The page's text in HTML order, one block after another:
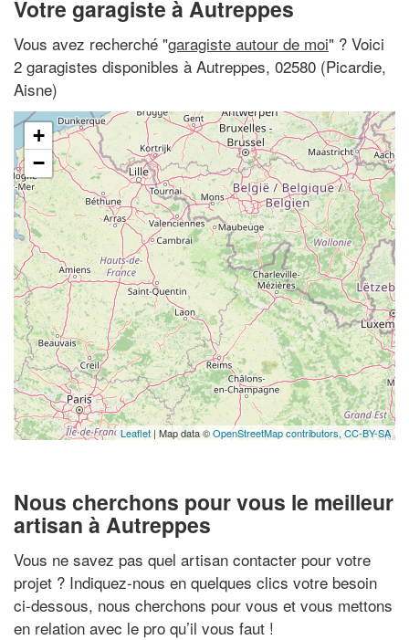
Votre garagiste à Autreppes
Vous avez recherché "garagiste autour de moi" ? Voici
2 garagistes disponibles à Autreppes, 02580 (Picardie,
Aisne)
+
−
Leaflet | Map data ©OpenStreetMap contributors,CC-BY-SA
Nous cherchons pour vous le meilleur
artisan à Autreppes
Vous ne savez pas quel artisan contacter pour votre
projet ? Indiquez-nous en quelques clics votre besoin
ci-dessous, nous cherchons pour vous et vous mettons
en relation avec le pro qu’il vous faut !